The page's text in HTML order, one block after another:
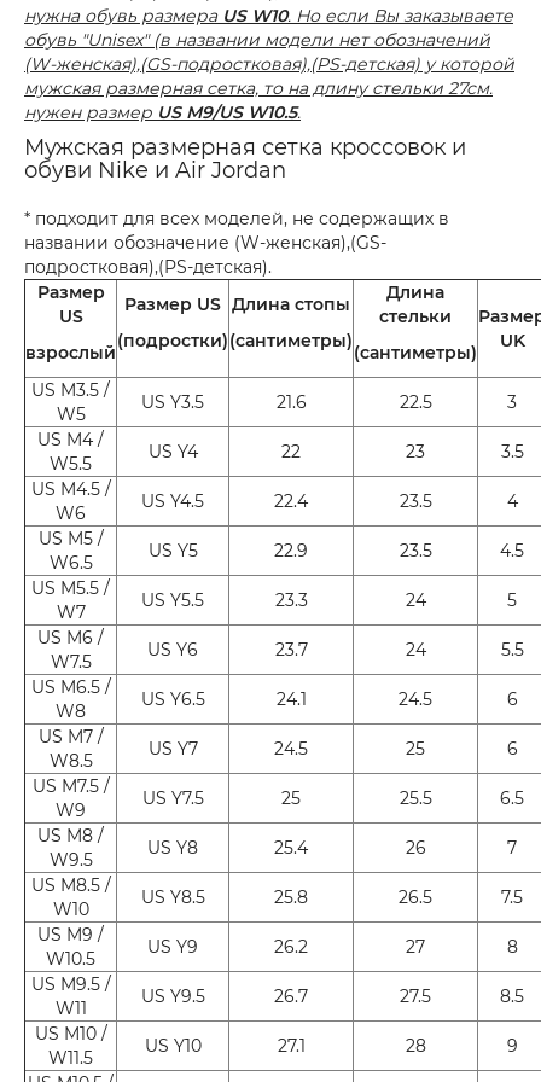
нужна обувь размера US W10. Но если Вы заказываете
обувь "Unisex" (в названии модели нет обозначений
(W-женская),(GS-подростковая),(PS-детская) у которой
мужская размерная сетка, то на длину стельки 27см.
нужен размер US M9/US W10.5.
Мужская размерная сетка кроссовок и
обуви Nike и Air Jordan
* подходит для всех моделей, не содержащих в
названии обозначение (W-женская),(GS-
подростковая),(PS-детская).
Размер
US
взрослый
Размер US
(подростки)
Длина стопы
(сантиметры)
Длина
стельки
(сантиметры)
UK
US M3.5 /
W5
US Y3.5 21.6 22.5
3
US M4 /
W5.5
US Y4 22 23
3.5
US M4.5 /
W6
US Y4.5 22.4 23.5
4
US M5 /
W6.5
US Y5 22.9 23.5
4.5
US M5.5 /
W7
US Y5.5 23.3 24
5
US M6 /
W7.5
US Y6 23.7 24
5.5
US M6.5 /
W8
US Y6.5 24.1 24.5
6
US M7 /
W8.5
US Y7 24.5 25
6
US M7.5 /
W9
US Y7.5 25 25.5
6.5
US M8 /
W9.5
US Y8 25.4 26
7
US M8.5 /
W10
US Y8.5 25.8 26.5
7.5
US M9 /
W10.5
US Y9 26.2 27
8
US M9.5 /
W11
US Y9.5 26.7 27.5
8.5
US M10 /
W11.5
US Y10 27.1 28
9